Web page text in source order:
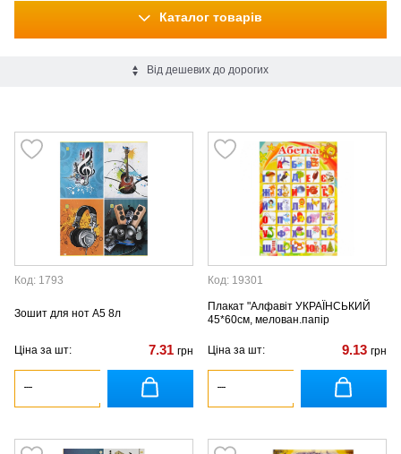
Каталог товарів
Від дешевих до дорогих
Код: 1793
Зошит для нот А5 8л
Ціна за шт: 7.31 грн
Код: 19301
Плакат "Алфавіт УКРАЇНСЬКИЙ
45*60см, мелован.папір
Ціна за шт: 9.13 грн